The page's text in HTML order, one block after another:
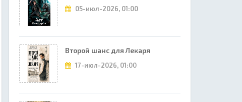
05-июл-2026, 01:00
Второй шанс для Лекаря
17-июл-2026, 01:00